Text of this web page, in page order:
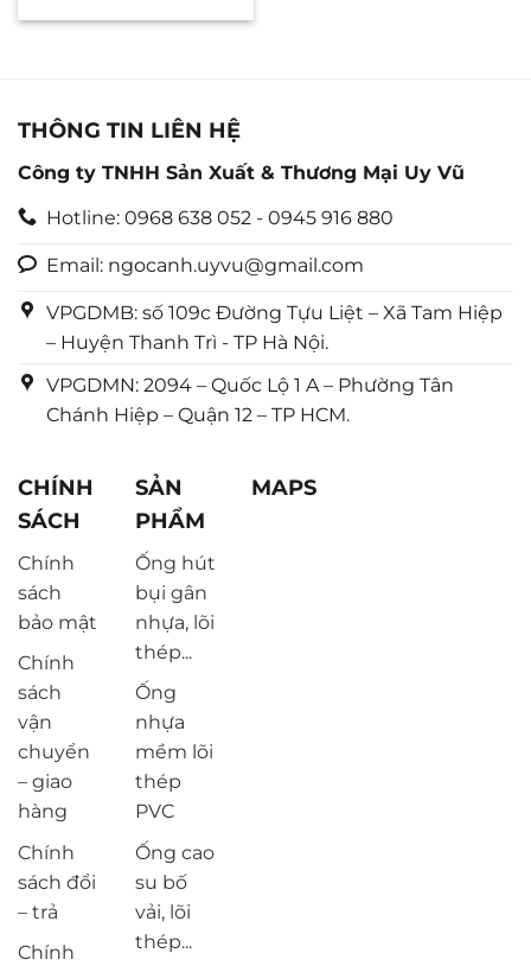
hạng
THÔNG TIN LIÊN HỆ
Công ty TNHH Sản Xuất & Thương Mại Uy Vũ
Hotline: 0968 638 052 - 0945 916 880
Email: ngocanh.uyvu@gmail.com
VPGDMB: số 109c Đường Tựu Liệt – Xã Tam Hiệp
– Huyện Thanh Trì - TP Hà Nội.
VPGDMN: 2094 – Quốc Lộ 1 A – Phường Tân
Chánh Hiệp – Quận 12 – TP HCM.
CHÍNH
SÁCH
Chính
sách
bảo mật
Chính
sách
vận
chuyển
– giao
hàng
Chính
sách đổi
– trả
Chính
SẢN
PHẨM
Ống hút
bụi gân
nhựa, lõi
thép...
Ống
nhựa
mềm lõi
thép
PVC
Ống cao
su bố
vải, lõi
thép...
MAPS